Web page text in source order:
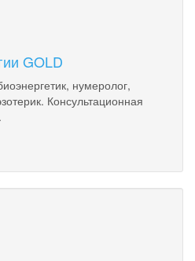
GOLD
нумеролог,
Консультационная